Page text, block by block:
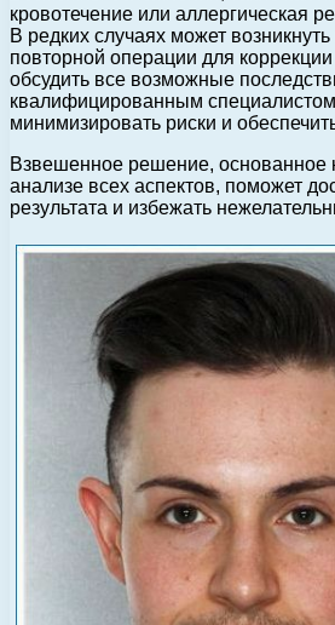
кровотечение или аллергическая
В редких случаях может
повторной операции для
обсудить все возможные
квалифицированным
минимизировать риски и
Взвешенное решение, основанное
анализе всех аспектов, поможет
результата и избежать